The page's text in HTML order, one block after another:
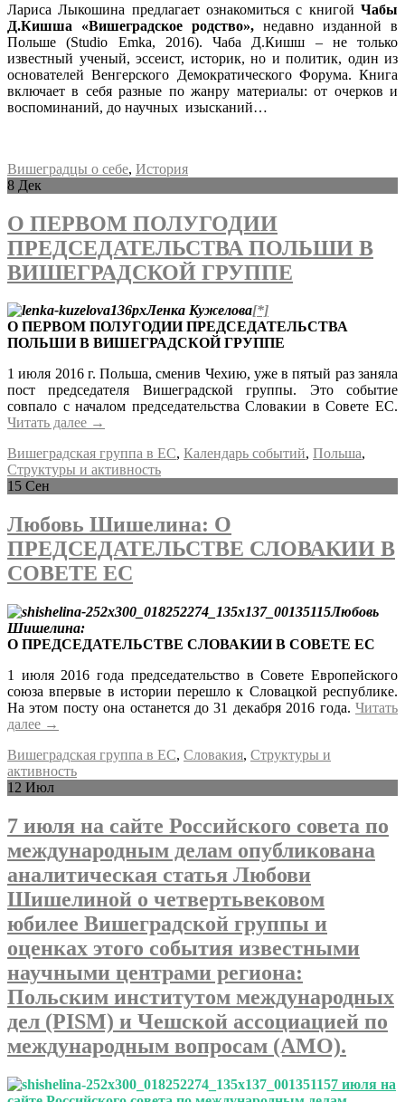
Лариса Лыкошина предлагает ознакомиться с книгой Чабы
Д.Кишша «Вишеградское родство», недавно изданной в
Польше (Studio Emka, 2016). Чаба Д.Кишш – не только
известный ученый, эссеист, историк, но и политик, один из
основателей Венгерского Демократического Форума. Книга
включает в себя разные по жанру материалы: от очерков и
воспоминаний, до научных изысканий…
Вишеградцы о себе, История
8 Дек
О ПЕРВОМ ПОЛУГОДИИ
ПРЕДСЕДАТЕЛЬСТВА ПОЛЬШИ В
ВИШЕГРАДСКОЙ ГРУППЕ
Ленка Кужелова[*]
О ПЕРВОМ ПОЛУГОДИИ ПРЕДСЕДАТЕЛЬСТВА
ПОЛЬШИ В ВИШЕГРАДСКОЙ ГРУППЕ
1 июля 2016 г. Польша, сменив Чехию, уже в пятый раз заняла
пост председателя Вишеградской группы. Это событие
совпало с началом председательства Словакии в Совете ЕС.
Читать далее →
Вишеградская группа в ЕС, Календарь событий, Польша,
Структуры и активность
15 Сен
Любовь Шишелина: О
ПРЕДСЕДАТЕЛЬСТВЕ СЛОВАКИИ В
СОВЕТЕ ЕС
Любовь
Шишелина:
О ПРЕДСЕДАТЕЛЬСТВЕ СЛОВАКИИ В СОВЕТЕ ЕС
1 июля 2016 года председательство в Совете Европейского
союза впервые в истории перешло к Словацкой республике.
На этом посту она останется до 31 декабря 2016 года. Читать
далее →
Вишеградская группа в ЕС, Словакия, Структуры и
активность
12 Июл
7 июля на сайте Российского совета по
международным делам опубликована
аналитическая статья Любови
Шишелиной о четвертьвековом
юбилее Вишеградской группы и
оценках этого события известными
научными центрами региона:
Польским институтом международных
дел (PISM) и Чешской ассоциацией по
международным вопросам (AMO).
7 июля на